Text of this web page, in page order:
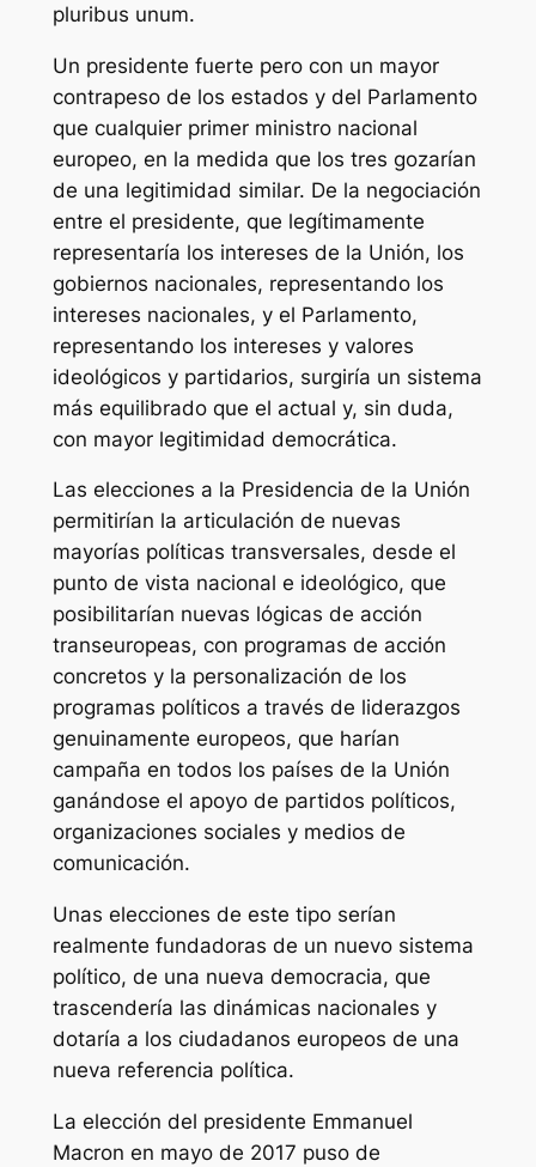
pluribus unum.
Un presidente fuerte pero con un mayor
contrapeso de los estados y del Parlamento
que cualquier primer ministro nacional
europeo, en la medida que los tres gozarían
de una legitimidad similar. De la negociación
entre el presidente, que legítimamente
representaría los intereses de la Unión, los
gobiernos nacionales, representando los
intereses nacionales, y el Parlamento,
representando los intereses y valores
ideológicos y partidarios, surgiría un sistema
más equilibrado que el actual y, sin duda,
con mayor legitimidad democrática.
Las elecciones a la Presidencia de la Unión
permitirían la articulación de nuevas
mayorías políticas transversales, desde el
punto de vista nacional e ideológico, que
posibilitarían nuevas lógicas de acción
transeuropeas, con programas de acción
concretos y la personalización de los
programas políticos a través de liderazgos
genuinamente europeos, que harían
campaña en todos los países de la Unión
ganándose el apoyo de partidos políticos,
organizaciones sociales y medios de
comunicación.
Unas elecciones de este tipo serían
realmente fundadoras de un nuevo sistema
político, de una nueva democracia, que
trascendería las dinámicas nacionales y
dotaría a los ciudadanos europeos de una
nueva referencia política.
La elección del presidente Emmanuel
Macron en mayo de 2017 puso de